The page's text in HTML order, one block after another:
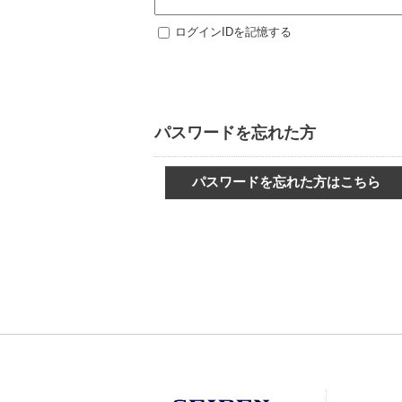
ログインIDを記憶する
パスワードを忘れた方
パスワードを忘れた方はこちら